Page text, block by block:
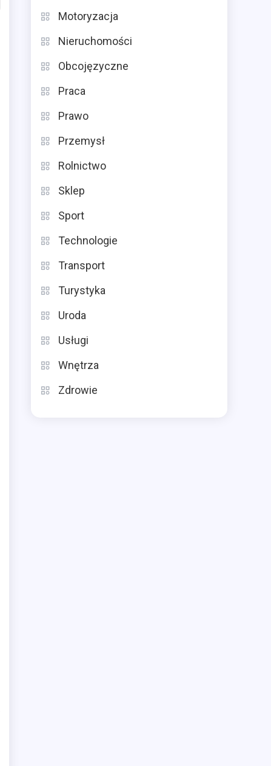
Motoryzacja
Nieruchomości
Obcojęzyczne
Praca
Prawo
Przemysł
Rolnictwo
Sklep
Sport
Technologie
Transport
Turystyka
Uroda
Usługi
Wnętrza
Zdrowie